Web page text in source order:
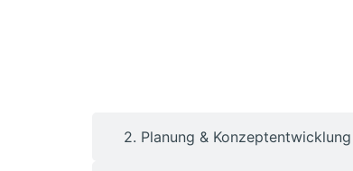
2. Planung & Konzeptentwicklung